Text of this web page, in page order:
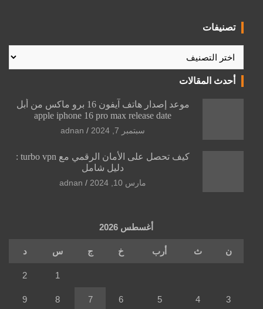
تصنيفات
تصنيفات
أحدث المقالات
موعد إصدار هاتف آيفون 16 برو ماكس من أبل
apple iphone 16 pro max release date
سبتمبر 7, 2024 adnan
كيف تحصل على الأمان الرقمي مع turbo vpn :
دليل شامل
مارس 10, 2024 adnan
أغسطس 2026
ن ث أرب خ ج س د
1
2
3
4
5
6
7
8
9